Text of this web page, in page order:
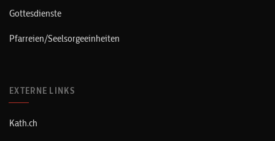
Gottesdienste
Pfarreien/Seelsorgeeinheiten
EXTERNE LINKS
Kath.ch